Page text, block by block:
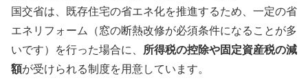
国交省は、既存住宅の省エネ化を推進するため、一定の省
エネリフォーム（窓の断熱改修が必須条件になることが多
いです）を行った場合に、
所得税の控除や固定資産税の減
額が受けられる制度を用意しています。